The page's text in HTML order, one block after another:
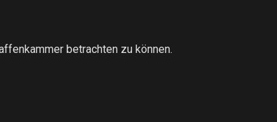
betrachten zu können.